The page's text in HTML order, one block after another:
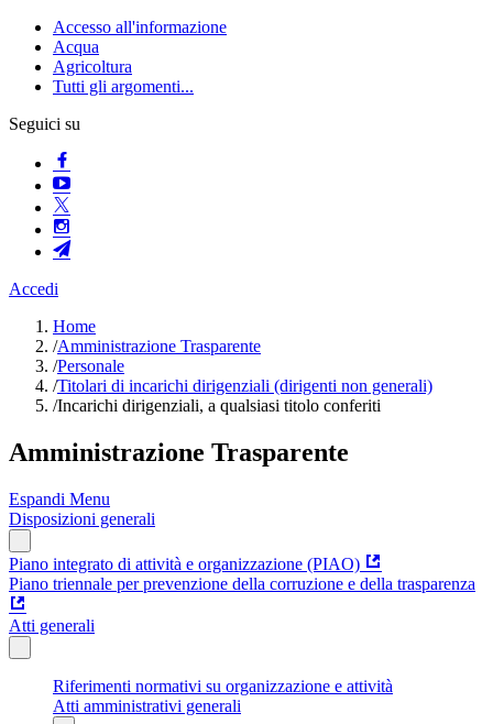
Accesso all'informazione
Acqua
Agricoltura
Tutti gli argomenti...
Seguici su
Accedi
Home
/Amministrazione Trasparente
/Personale
/Titolari di incarichi dirigenziali (dirigenti non generali)
/Incarichi dirigenziali, a qualsiasi titolo conferiti
Amministrazione Trasparente
Espandi Menu
Disposizioni generali
Piano integrato di attività e organizzazione (PIAO)
Piano triennale per prevenzione della corruzione e della trasparenza
Atti generali
Riferimenti normativi su organizzazione e attività
Atti amministrativi generali